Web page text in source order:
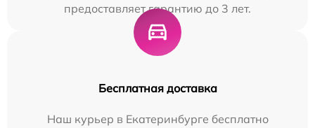
предоставляет гарантию до 3 лет.
Бесплатная доставка
Наш курьер в Екатеринбурге бесплатно